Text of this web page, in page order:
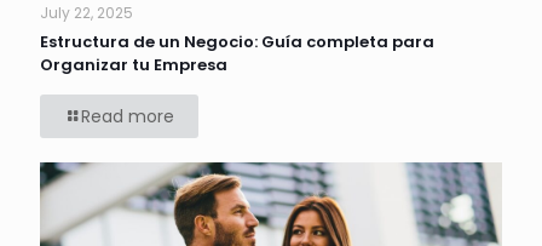
July 22, 2025
Estructura de un Negocio: Guía completa para
Organizar tu Empresa
Read more